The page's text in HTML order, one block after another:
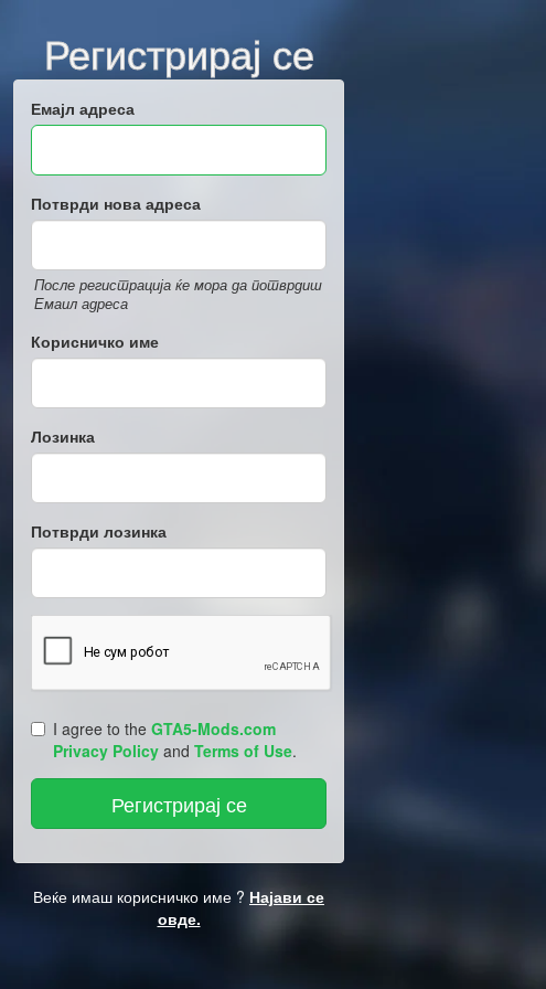
Регистрирај се
Емајл адреса
Потврди нова адреса
После регистрација ќе мора да потврдиш
Емаил адреса
Корисничко име
Лозинка
Потврди лозинка
I agree to the GTA5-Mods.com
Privacy Policy and Terms of Use.
Веќе имаш корисничко име ? Најави се
овде.